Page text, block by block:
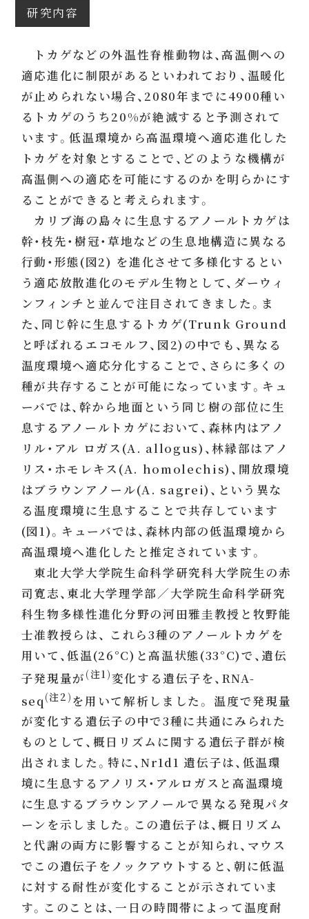
研究内容
トカゲなどの外温性脊椎動物は、高温側への
適応進化に制限があるといわれており、温暖化
が止められない場合、2080年までに4900種い
るトカゲのうち20%が絶滅すると予測されて
います。低温環境から高温環境へ適応進化した
トカゲを対象とすることで、どのような機構が
高温側への適応を可能にするのかを明らかにす
ることができると考えられます。
カリブ海の島々に生息するアノールトカゲは
幹・枝先・樹冠・草地などの生息地構造に異なる
行動・形態(図2) を進化させて多様化するとい
う適応放散進化のモデル生物として、ダーウィ
ンフィンチと並んで注目されてきました。ま
た、同じ幹に生息するトカゲ(Trunk Ground
と呼ばれるエコモルフ、図2)の中でも、異なる
温度環境へ適応分化することで、さらに多くの
種が共存することが可能になっています。キュ
ーバでは、幹から地面という同じ樹の部位に生
息するアノールトカゲにおいて、森林内はアノ
リル・アル ロガス(A. allogus)、林縁部はアノ
リス・ホモレキス(A. homolechis)、開放環境
はブラウンアノール(A. sagrei)、という異な
る温度環境に生息することで共存しています
(図1)。キューバでは、森林内部の低温環境から
高温環境へ進化したと推定されています。
東北大学大学院生命科学研究科大学院生の赤
司寛志、東北大学理学部／大学院生命科学研究
科生物多様性進化分野の河田雅圭教授と牧野能
士准教授らは、 これら3種のアノールトカゲを
用いて、低温(26°C)と高温状態(33°C)で、遺伝
子発現量が (注1)変化する遺伝子を、RNA-
seq (注2) を用いて解析しました。 温度で発現量
が変化する遺伝子の中で3種に共通にみられた
ものとして、概日リズムに関する遺伝子群が検
出されました。特に、Nr1d1 遺伝子は、低温環
境に生息するアノリス・アルロガスと高温環境
に生息するブラウンアノールで異なる発現パタ
ーンを示しました。この遺伝子は、概日リズム
と代謝の両方に影響することが知られ、マウス
でこの遺伝子をノックアウトすると、朝に低温
に対する耐性が変化することが示されていま
す。このことは、一日の時間帯によって温度耐